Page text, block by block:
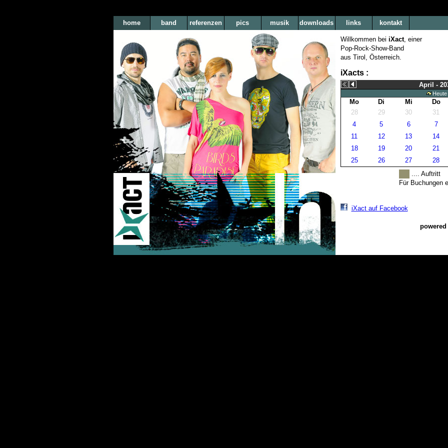
home band referenzen pics musik downloads links kontakt
Willkommen bei iXact, einer
Pop-Rock-Show-Band
aus Tirol, Österreich.
iXacts :
April -
Heute
Mo Di Mi
Do
28
29 30
31
4
5 6
7
11
12 13
14
18
19 20
21
25
26 27
28
.... Auftritt
Für Buchungen
powered
iXact auf Facebook